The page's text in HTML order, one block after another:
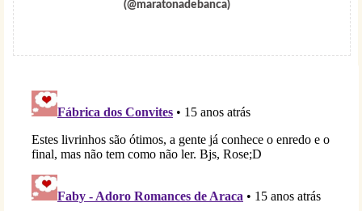
(@maratonadebanca)